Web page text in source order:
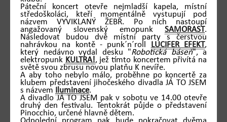
Páteční koncert otevře nejmladší kapela, místní
středoškoláci, kteří momentálně vystupují pod
názvem VYVIKLANÝ ŽEBŘ. Po nich nastoupí
angažovaný slovenský emopunk SAMORAST.
Následovat budou dvě místní party s čerstvou
nahrávkou na kontě - punk´n´roll LUCIFER EFEKT,
který nedávno vydal desku "Robotická báseň", a
elektropunk KULTRA!, jež tímto koncertem přivítá na
světě svou zbrusu novou platňu K nevíře.
A aby toho nebylo málo, proběhne po koncertě za
klubem představení jihočeského divadla JÁ TO JSEM
s názvem Iluminace.
A divadlo JÁ TO JSEM pak v sobotu ve 14.00 otevře
druhý den festivalu. Tentokrát půjde o představení
Pinocchio, určené hlavně dětem.